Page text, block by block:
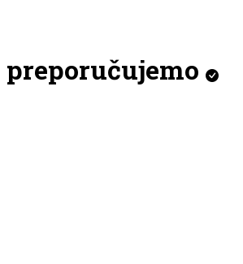
preporučujemo